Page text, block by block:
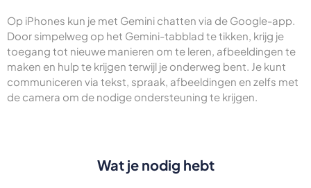
Op iPhones kun je met Gemini chatten via de Google-app.
Door simpelweg op het Gemini-tabblad te tikken, krijg je
toegang tot nieuwe manieren om te leren, afbeeldingen te
maken en hulp te krijgen terwijl je onderweg bent. Je kunt
communiceren via tekst, spraak, afbeeldingen en zelfs met
de camera om de nodige ondersteuning te krijgen.
Wat je nodig hebt